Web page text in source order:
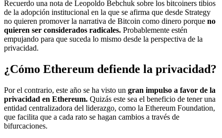
Recuerdo una nota de Leopoldo Bebchuk sobre los bitcoiners tibios
de la adopción institucional en la que se afirma que desde Strategy
no quieren promover la narrativa de Bitcoin como dinero porque no
quieren ser considerados radicales. Probablemente estén
empujando para que suceda lo mismo desde la perspectiva de la
privacidad.
¿Cómo Ethereum defiende la privacidad?
Por el contrario, este año se ha visto un gran impulso a favor de la
privacidad en Ethereum. Quizás este sea el beneficio de tener una
entidad centralizadora del liderazgo, como la Ethereum Foundation,
que facilita que a cada rato se hagan cambios a través de
bifurcaciones.